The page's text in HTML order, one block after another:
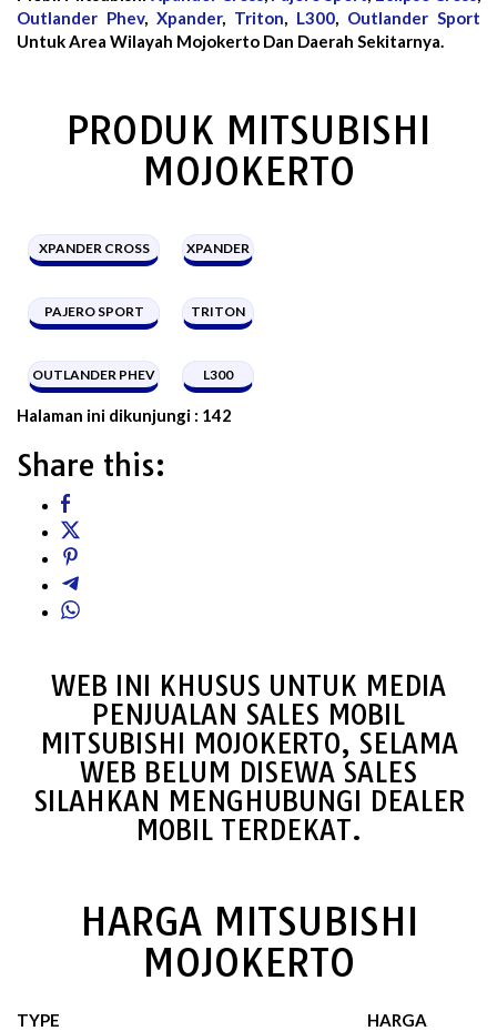
Outlander Phev, Xpander, Triton, L300, Outlander Sport
Untuk Area Wilayah Mojokerto Dan Daerah Sekitarnya.
PRODUK MITSUBISHI
MOJOKERTO
XPANDER CROSS XPANDER
PAJERO SPORT TRITON
OUTLANDER PHEV L300
Halaman ini dikunjungi : 142
Share this:
WEB INI KHUSUS UNTUK MEDIA
PENJUALAN SALES MOBIL
MITSUBISHI MOJOKERTO, SELAMA
WEB BELUM DISEWA SALES
SILAHKAN MENGHUBUNGI DEALER
MOBIL TERDEKAT.
HARGA MITSUBISHI
MOJOKERTO
TYPE HARGA